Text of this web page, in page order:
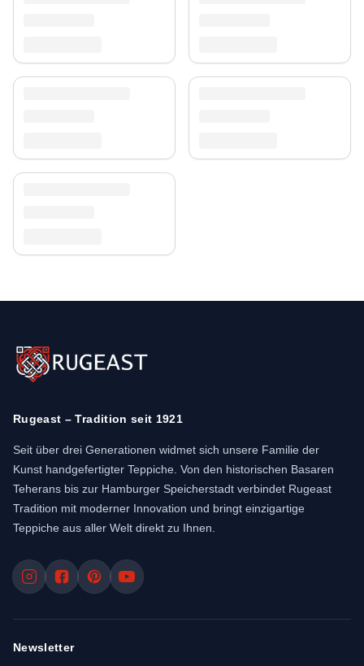
unsererTeppich-Kollektion
Rugeast – Tradition seit 1921
Seit über drei Generationen widmet sich unsere Familie der
Kunst handgefertigter Teppiche. Von den historischen Basaren
Teherans bis zur Hamburger Speicherstadt verbindet Rugeast
Tradition mit moderner Innovation und bringt einzigartige
Teppiche aus aller Welt direkt zu Ihnen.
Newsletter